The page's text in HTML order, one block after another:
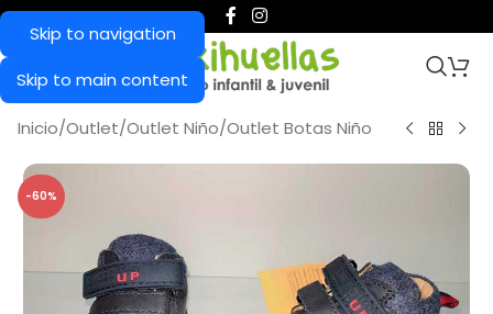
Skip to navigation
Skip to main content
Inicio/Outlet/Outlet Niño/Outlet Botas Niño
-60%